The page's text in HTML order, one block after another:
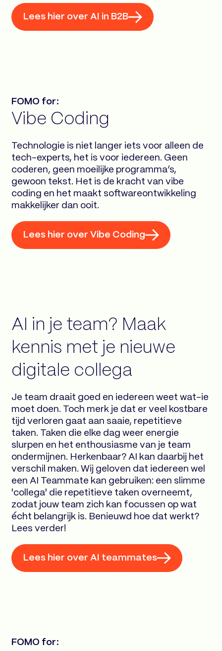
Lees hier over AI in B2B
FOMO for:
Vibe Coding
Technologie is niet langer iets voor alleen de
tech-experts, het is voor iedereen. Geen
coderen, geen moeilijke programma’s,
gewoon tekst. Het is de kracht van vibe
coding en het maakt softwareontwikkeling
makkelijker dan ooit.
Lees hier over Vibe Coding
AI in je team? Maak
kennis met je nieuwe
digitale collega
Je team draait goed en iedereen weet wat-ie
moet doen. Toch merk je dat er veel kostbare
tijd verloren gaat aan saaie, repetitieve
taken. Taken die elke dag weer energie
slurpen en het enthousiasme van je team
ondermijnen. Herkenbaar? AI kan daarbij het
verschil maken. Wij geloven dat iedereen wel
een AI Teammate kan gebruiken: een slimme
'collega' die repetitieve taken overneemt,
zodat jouw team zich kan focussen op wat
écht belangrijk is. Benieuwd hoe dat werkt?
Lees verder!
Lees hier over AI teammates
FOMO for: